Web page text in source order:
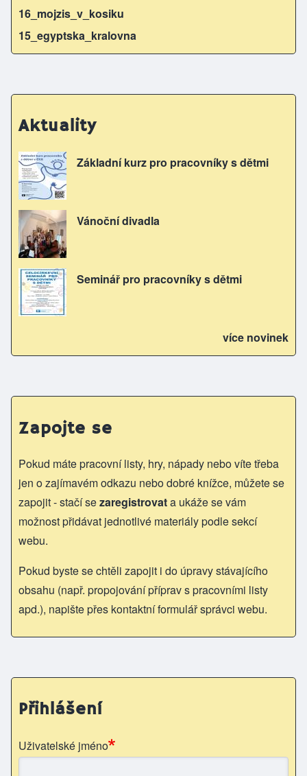
16_mojzis_v_kosiku
15_egyptska_kralovna
Aktuality
Základní kurz pro pracovníky s dětmi
Vánoční divadla
Seminář pro pracovníky s dětmi
více novinek
Zapojte se
Pokud máte pracovní listy, hry, nápady nebo víte třeba
jen o zajímavém odkazu nebo dobré knížce, můžete se
zapojit - stačí sezaregistrovata ukáže se vám
možnost přidávat jednotlivé materiály podle sekcí
webu.
Pokud byste se chtěli zapojit i do úpravy stávajícího
obsahu (např. propojování příprav s pracovními listy
apd.), napište přes kontaktní formulář správci webu.
Přihlášení
Uživatelské jméno